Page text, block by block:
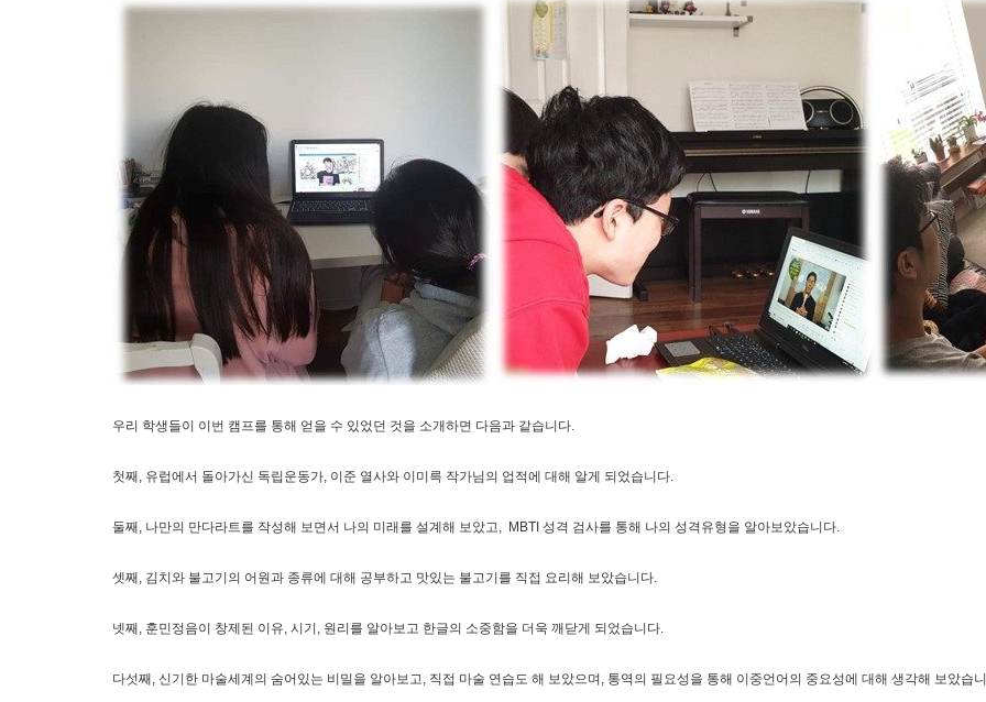
우리 학생들이 이번 캠프를 통해 얻을 수 있었던 것을 소개하면 다음과 같습니다.
첫째, 유럽에서 돌아가신 독립운동가, 이준 열사와 이미륵 작가님의 업적에 대해 알게 되었습니다.
둘째, 나만의 만다라트를 작성해 보면서 나의 미래를 설계해 보았고, MBTI 성격 검사를 통해 나의 성격유형을 알아보았습니다.
셋째, 김치와 불고기의 어원과 종류에 대해 공부하고 맛있는 불고기를 직접 요리해 보았습니다.
넷째, 훈민정음이 창제된 이유, 시기, 원리를 알아보고 한글의 소중함을 더욱 깨닫게 되었습니다.
다섯째, 신기한 마술세계의 숨어있는 비밀을 알아보고, 직접 마술 연습도 해 보았으며, 통역의 필요성을 통해 이중언어의 중요성에 대해 생각해 보았습